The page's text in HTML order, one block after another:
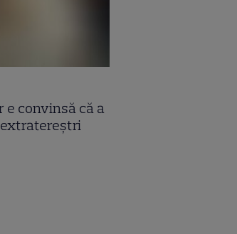
e convinsă că a